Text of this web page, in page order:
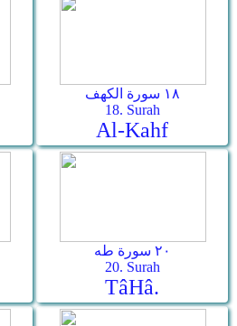
١٨ سورة الكهف
18. Surah
Al-Kahf
٢٠ سورة طه
20. Surah
Tâ­Hâ.